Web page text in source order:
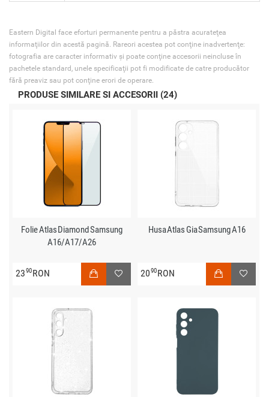
Eastern Digital face eforturi permanente pentru a păstra acurateţea
informaţiilor din acestă pagină. Rareori acestea pot conţine inadvertenţe:
fotografia are caracter informativ şi poate conţine accesorii neincluse în
pachetele standard, unele specificaţii pot fi modificate de catre producător
fără preaviz sau pot conţine erori de operare.
PRODUSE SIMILARE SI ACCESORII (24)
Folie Atlas Diamond Samsung
A16/A17/A26
2390RON
Husa Atlas Gia Samsung A16
2090RON